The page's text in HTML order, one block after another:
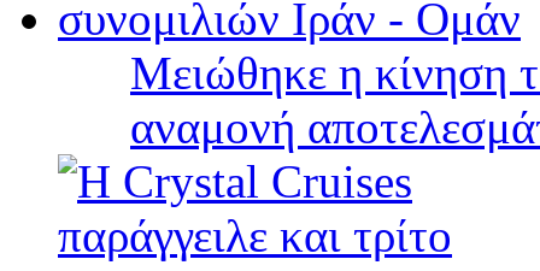
Μειώθηκε η κίνηση
αναμονή